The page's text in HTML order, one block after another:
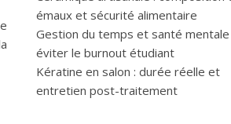
émaux et sécurité alimentaire
Gestion du temps et santé mentale
éviter le burnout étudiant
Kératine en salon : durée réelle et
entretien post-traitement